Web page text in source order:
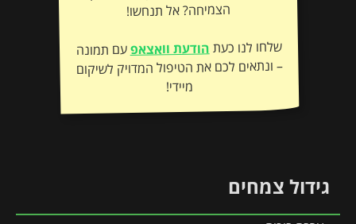
הצמיחה? אל תנחשו!
שלחו לנו כעתהודעת וואצאפעם תמונה
– ונתאים לכם את הטיפול המדויק לשיקום
מיידי!
גידול צמחים